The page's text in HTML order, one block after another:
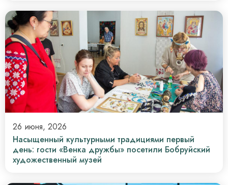
26 июня, 2026
Насыщенный культурными традициями первый
день: гости «Венка дружбы» посетили Бобруйский
художественный музей